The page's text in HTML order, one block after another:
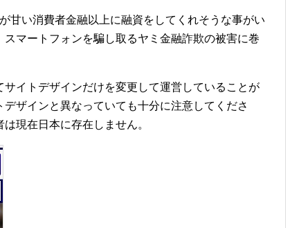
甘い消費者金融以上に融資をしてくれそうな事がい
マートフォンを騙し取るヤミ金融詐欺の被害に巻
イトデザインだけを変更して運営していることが
ザインと異なっていても十分に注意してくださ
現在日本に存在しません。